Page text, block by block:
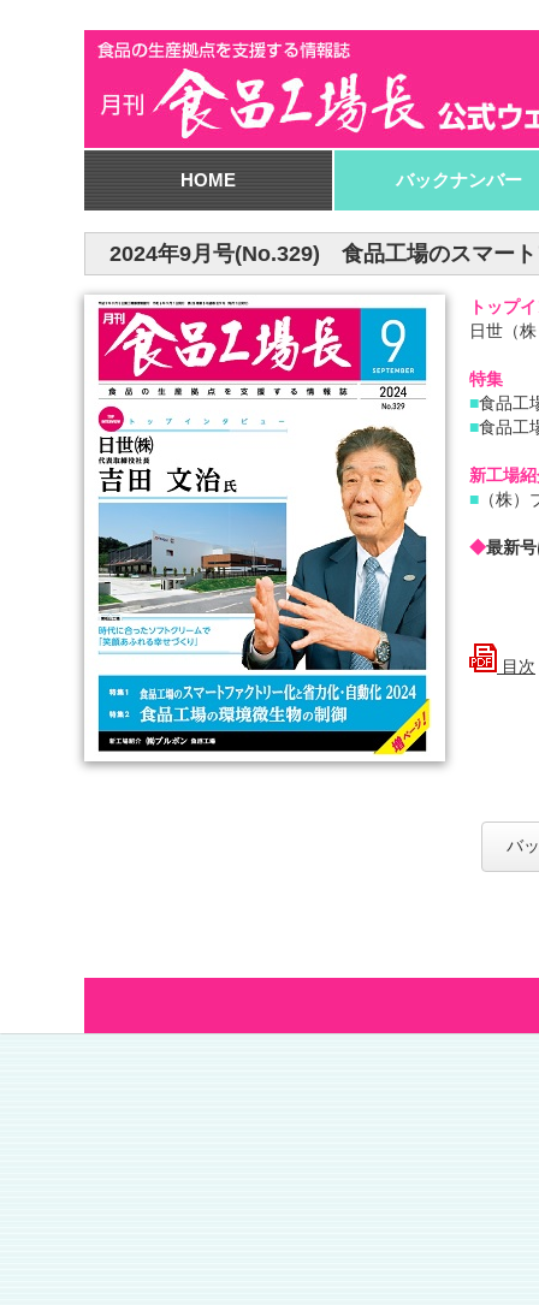
HOME バックナンバー
2024年9月号(No.329) 食品工場のスマー
トップ
日世（
特集
■食品工
■食品工
新工場
■ （株
◆最新
目次
バ